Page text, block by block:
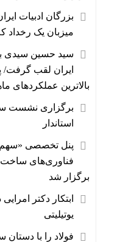
بزرگان ادبیات
میزبان یک رخداد
سید حسین سیدی
ایران لقب گرفت/
بالاترین عملکردهای
برگزاری نشست
استاندار
پنل تخصصی «سهم
فناوری‌های ساخت
برگزار شد
ابتکار دکتر
یوتیلیتی
فولاد را با